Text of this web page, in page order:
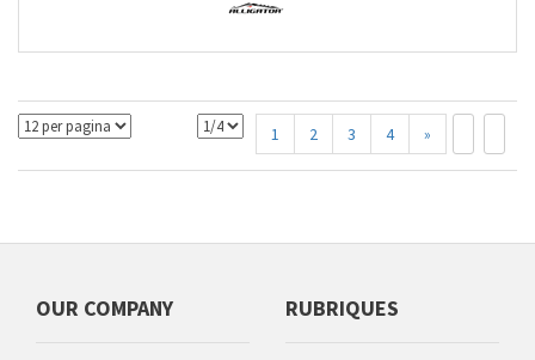
1 2 3 4 »
OUR COMPANY RUBRIQUES